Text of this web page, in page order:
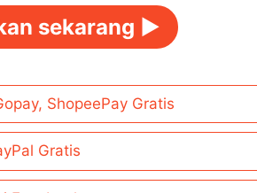
sekarang ►
ShopeePay Gratis
Gratis